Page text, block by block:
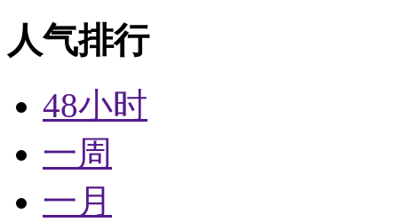
人气排行
48小时
一周
一月